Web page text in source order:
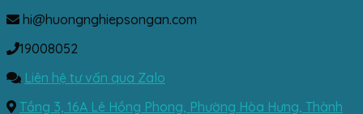
hi@huongnghiepsongan.com
19008052
Liên hệ tư vấn qua Zalo
Tầng 3, 16A Lê Hồng Phong, Phường Hòa Hưng, Thành